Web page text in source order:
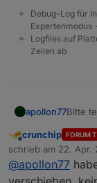
Debug-Log für
Expertenmodus
Logfiles auf
Zeilen ab
apollon77Bitte
ist zu
Offline
crunchip FORUM
schrieb am 22. Apr.
zuletzt editiert von
@apollon77